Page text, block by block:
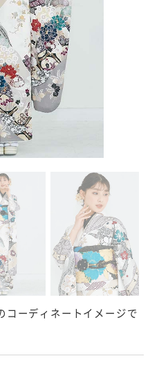
ーディネートイメージで